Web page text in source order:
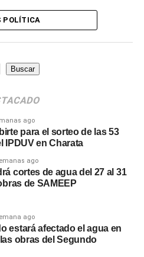
POLÍTICA
Buscar
ago
para el sorteo de las 53
IPDUV en Charata
ago
cortes de agua del 27 al 31
de SAMEEP
ago
estará afectado el agua en
obras del Segundo